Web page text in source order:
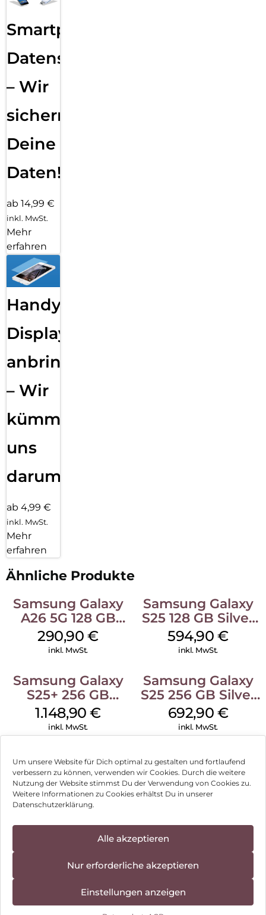
Um unsere Website für Dich optimal zu gestalten und fortlaufend
verbessern zu können, verwenden wir Cookies. Durch die weitere
Nutzung der Website stimmst Du der Verwendung von Cookies zu.
Weitere Informationen zu Cookies erhältst Du in unserer
Datenschutzerklärung.
Alle akzeptieren
Nur erforderliche akzeptieren
Einstellungen anzeigen
Smartphone
Datensicherung
– Wir
sichern
Deine
Daten!
ab 14,99 €
inkl. MwSt.
Mehr
erfahren
Handy
Displayfolie
anbringen
– Wir
kümmern
uns
darum!
ab 4,99 €
inkl. MwSt.
Mehr
erfahren
Ähnliche Produkte
Samsung Galaxy
A26 5G 128 GB
White
290,90€
inkl. MwSt.
Samsung Galaxy
S25 128 GB Silver
Shadow
594,90€
inkl. MwSt.
Samsung Galaxy
S25+ 256 GB
Icyblue
1.148,90€
inkl. MwSt.
Samsung Galaxy
S25 256 GB Silver
Shadow
692,90 €
inkl. MwSt.
Samsung Galaxy
S25 128 GB Navy
559,90€
inkl. MwSt.
Samsung Galaxy
S25 128 GB Mint
572,90€
Nothing Phone
Grey
430,90€
Apple iPhone 16
815,90
Apple iPhone 16 Apple iPhone 16
Können wir Dir behilflich sein?